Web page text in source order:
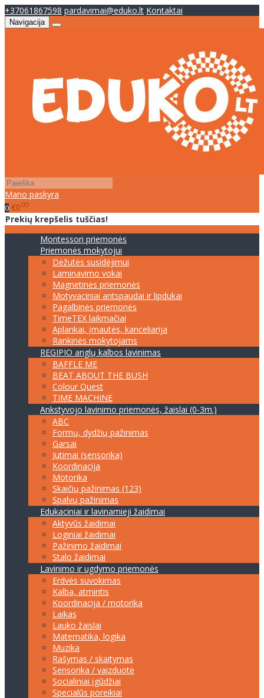
+37061867598 pardavimai@eduko.lt Kontaktai
Navigacija
Mano paskyra
0 €000
Prekių krepšelis tuščias!
Montessori priemonės
Priemonės mokytojui
Dėžutės susidėjimui
Laminavimo vokai
Magnetinės priemonės
Motyvaciniai antspaudai ir lipdukai
Pagalbinės priemonės
TimeTEX laikmačiai
Aplankai, įmautės, kanceliarija
Rankinės mokytojams
REGIPIO anglų kalbos lavinimas
BAFFLE ME
BEAT ABOUT THE BUSH
Colour Quest
TIME MACHINE
Ankstyvojo lavinimo priemonės, žaislai (0-3m.)
ABC
Formų, dydžių pažinimas
Garsai
Jutimai (sensorika)
Koordinacija
Motorika
Skaičių pažinimas (123)
Spalvų pažinimas
Edukaciniai ir lavinamieji žaidimai
Aktyvūs žaidimai
Loginiai žaidimai
Pažinimo žaidimai
Stalo žaidimai
Lavinimo ir ugdymo priemonės
Erdvės suvokimas
Kalba, atmintis
Koordinacija / motorika
Laikas
Lauko žaislai
Matematika, logika
Muzika
Rašymas / skaitymas
Sensorika / vaizduotė
Socialiniai įgūdžiai
Specialūs poreikiai